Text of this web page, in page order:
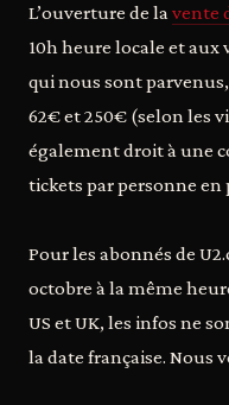
L’ouverture de lavente
10h heure locale et
qui nous sont
62€ et 250€ (selon les
également droit à une
tickets par personne en
Pour les abonnés de
octobre à la même
US et UK, les infos ne
la date française. Nous